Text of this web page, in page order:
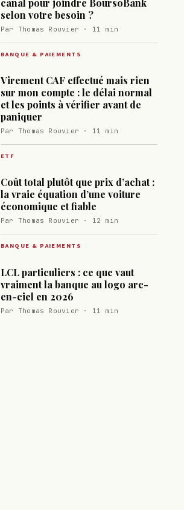
canal pour joindre BoursoBank
selon votre besoin ?
Par Thomas Rouvier · 11 min
BANQUE & PAIEMENTS
Virement CAF effectué mais rien
sur mon compte : le délai normal
et les points à vérifier avant de
paniquer
Par Thomas Rouvier · 11 min
ETF
Coût total plutôt que prix d’achat :
la vraie équation d’une voiture
économique et fiable
Par Thomas Rouvier · 12 min
BANQUE & PAIEMENTS
LCL particuliers : ce que vaut
vraiment la banque au logo arc-
en-ciel en 2026
Par Thomas Rouvier · 11 min